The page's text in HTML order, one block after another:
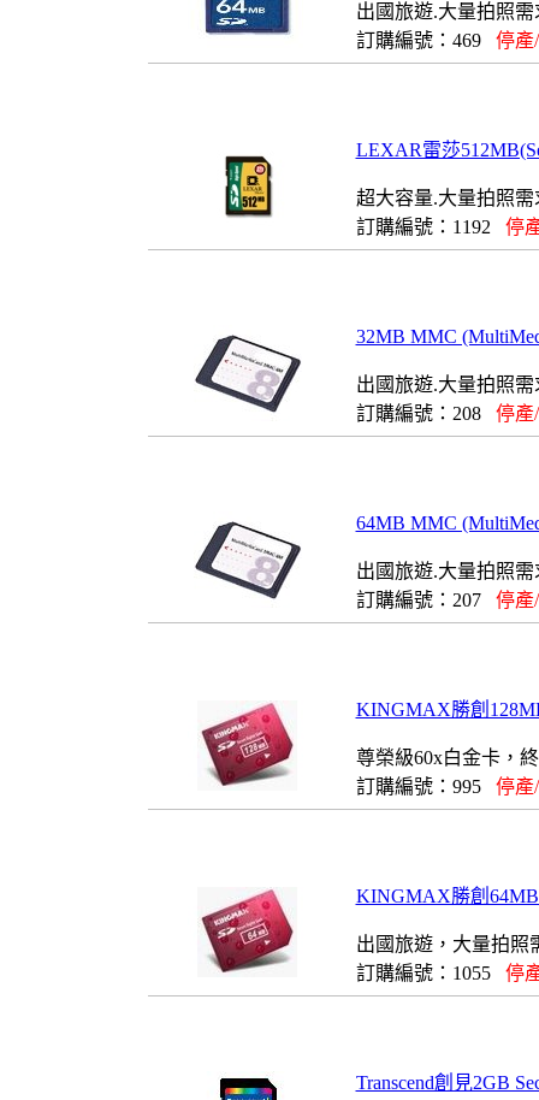
出國旅遊.大量拍照
訂購編號：469 停產
LEXAR雷莎
超大容量.大量拍照
訂購編號：1192 停
32MB MMC
出國旅遊.大量拍照
訂購編號：208 停產
64MB MMC
出國旅遊.大量拍照
訂購編號：207 停產
KINGMAX勝創
尊榮級60x白金卡，
訂購編號：995 停產
KINGMAX勝創
出國旅遊，大量拍照
訂購編號：1055 停
Transcend創見2GB